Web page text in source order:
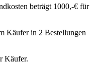
beträgt 1000,-€ für
Käufer in 2 Bestellungen
Käufer.